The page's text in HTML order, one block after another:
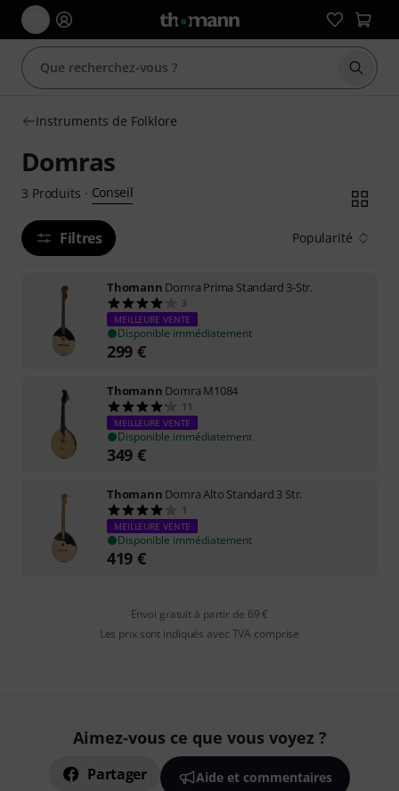
Instruments de Folklore
Domras
3 Produits · Conseil
Filtres Popularité
Thomann Domra Prima Standard 3-Str.
3
MEILLEURE VENTE
Disponible immédiatement
299 €
Thomann Domra M1084
11
MEILLEURE VENTE
Disponible immédiatement
349 €
Thomann Domra Alto Standard 3 Str.
1
MEILLEURE VENTE
Disponible immédiatement
419 €
Envoi gratuit à partir de 69 €
Les prix sont indiqués avec TVA comprise
Aimez-vous ce que vous voyez ?
Partager Aide et commentaires